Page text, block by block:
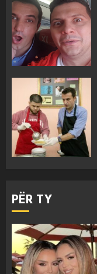
PËR TY
Aktualitet Slider
3
4